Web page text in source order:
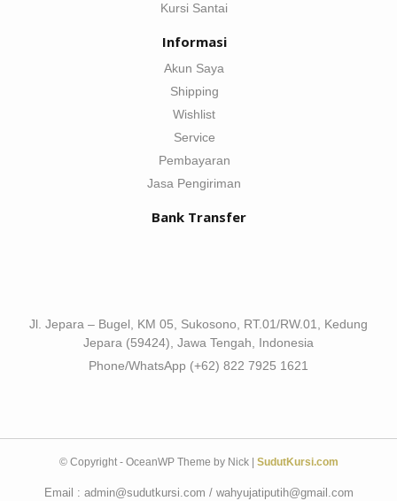
Kursi Santai
Informasi
Akun Saya
Shipping
Wishlist
Service
Pembayaran
Jasa Pengiriman
Bank Transfer
Jl. Jepara – Bugel, KM 05, Sukosono, RT.01/RW.01, Kedung
Jepara (59424), Jawa Tengah, Indonesia
Phone/WhatsApp (+62) 822 7925 1621
© Copyright - OceanWP Theme by Nick | SudutKursi.com
Email : admin@sudutkursi.com / wahyujatiputih@gmail.com